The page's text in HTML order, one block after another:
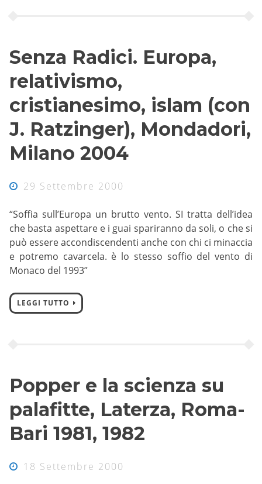
Senza Radici. Europa,
relativismo,
cristianesimo, islam (con
J. Ratzinger), Mondadori,
Milano 2004
29 Settembre 2000
“Soffia sull’Europa un brutto vento. SI tratta dell’idea
che basta aspettare e i guai spariranno da soli, o che si
può essere accondiscendenti anche con chi ci minaccia
e potremo cavarcela. è lo stesso soffio del vento di
Monaco del 1993”
LEGGI TUTTO
Popper e la scienza su
palafitte, Laterza, Roma-
Bari 1981, 1982
18 Settembre 2000